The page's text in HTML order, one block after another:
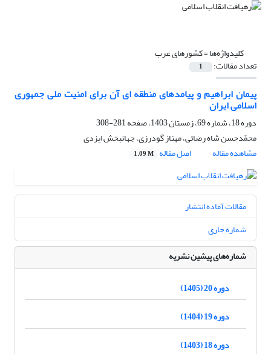
کلیدواژه‌ها =کشورهای عرب
تعداد مقالات: 1
پیمان ابراهیم و پیامدهای منطقه ای آن برای امنیت ملی جمهوری
اسلامی ایران
دوره 18، شماره 69، زمستان 1403، صفحه
281-308
محمّدحسن شاه رضائی، مهناز گودرزی، جهانبخش ایزدی
مشاهده مقاله
اصل مقاله 1.09 M
مقالات آماده انتشار
شماره جاری
شماره‌های پیشین نشریه
دوره 20 (1405)
دوره 19 (1404)
دوره 18 (1403)